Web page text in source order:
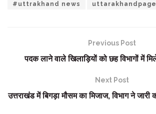
#uttrakhand news uttarakhandpage
Previous Post
पदक लाने वाले खिलाड़ियों को छह विभागों में
Next Post
उत्तराखंड में बिगड़ा मौसम का मिजाज, विभाग ने जारी